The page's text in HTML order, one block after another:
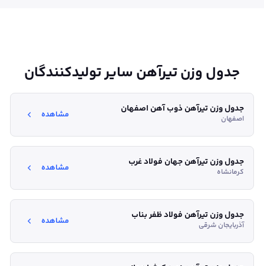
جدول وزن تیر‌آهن سایر تولیدکنندگان
جدول وزن تیر‌آهن ذوب آهن اصفهان
اصفهان مشاهده
جدول وزن تیر‌آهن جهان فولاد غرب
کرمانشاه مشاهده
جدول وزن تیر‌آهن فولاد ظفر بناب
آذربایجان شرقی مشاهده